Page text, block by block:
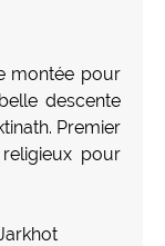
montée pour
descente
Premier
pour